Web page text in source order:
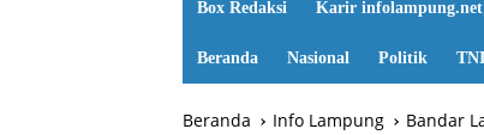
Box Redaksi Karir infolampung.net
Beranda Nasional Politik
Beranda Info Lampung Bandar